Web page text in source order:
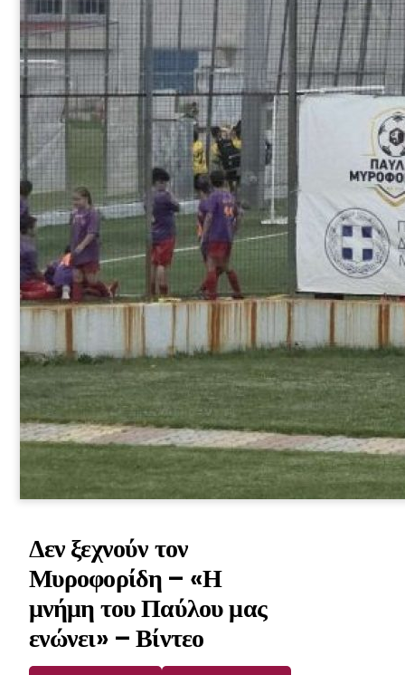
Δεν ξεχνούν τον
Μυροφορίδη – «Η
μνήμη του Παύλου μας
ενώνει» – Βίντεο